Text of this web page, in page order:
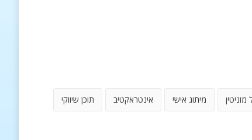
מוניטין מיתוג אישי אינטראקטיב תוכן שיווקי